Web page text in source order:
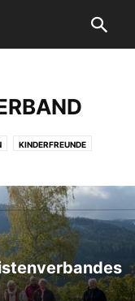
KINDERFREUNDE